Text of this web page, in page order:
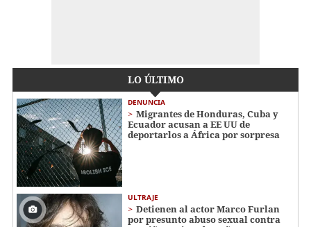
LO ÚLTIMO
DENUNCIA
Migrantes de Honduras, Cuba y
Ecuador acusan a EE UU de
deportarlos a África por sorpresa
ULTRAJE
Detienen al actor Marco Furlan
por presunto abuso sexual contra